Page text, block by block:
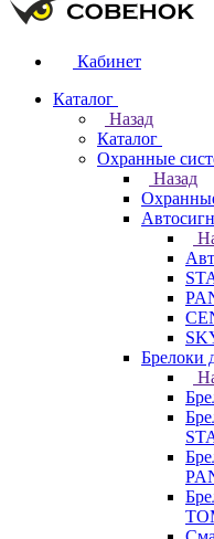
Кабинет
Каталог
Назад
Каталог
Охранные
Назад
Брелоки